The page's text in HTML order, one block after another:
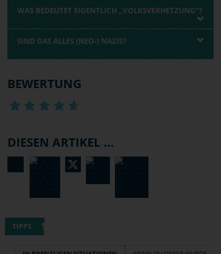
WAS BEDEUTET EIGENTLICH „VOLKSVERHETZUNG“?
SIND DAS ALLES (NEO-) NAZIS?
BEWERTUNG
DIESEN ARTIKEL ...
TIPPS